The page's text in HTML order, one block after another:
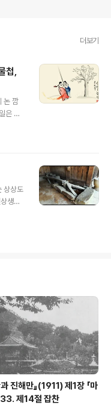
더보기
첩,
논 깜
은 영
수와
것을
어오
나
샘,
상상도
생활
, 木
놓은
를 소
교회
로서
두 사
과 진해만』(1911) 제1장 「마
산」 - 33. 제14절 잡찬